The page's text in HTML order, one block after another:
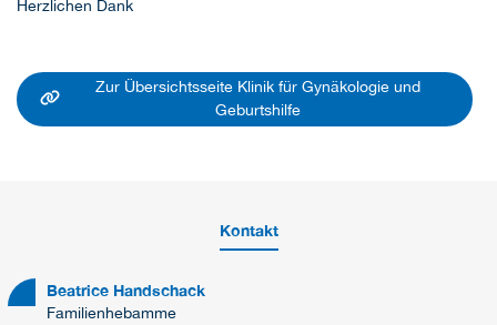
Herzlichen Dank
Zur Übersichtsseite Klinik für Gynäkologie und
Geburtshilfe
Kontakt
Beatrice Handschack
Familienhebamme